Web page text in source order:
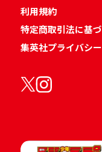
利用規約
特定商取引法に基
集英社プライバシ